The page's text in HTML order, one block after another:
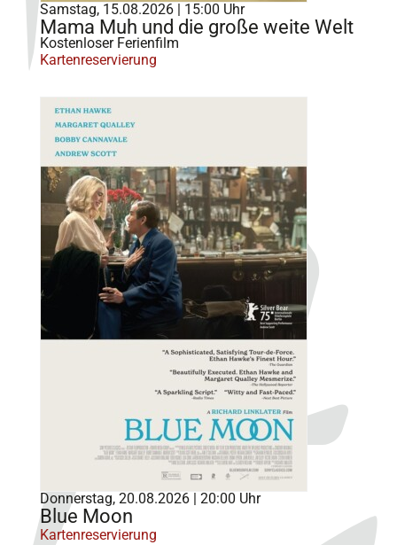
Samstag, 15.08.2026 | 15:00 Uhr
Mama Muh und die große weite Welt
Kostenloser Ferienfilm
Kartenreservierung
Donnerstag, 20.08.2026 | 20:00 Uhr
Blue Moon
Kartenreservierung